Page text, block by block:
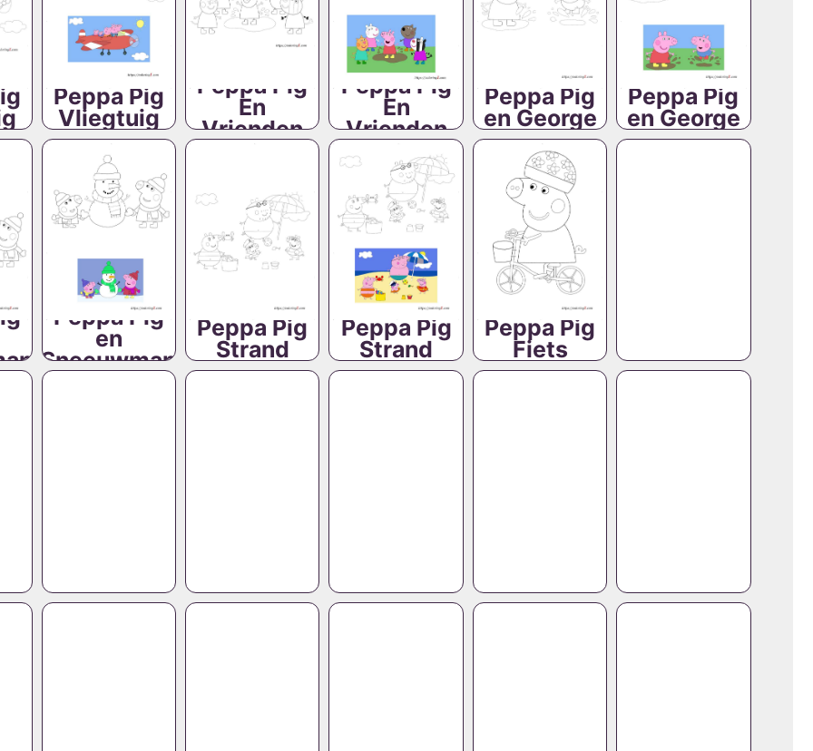
Peppa Pig
Vliegtuig
Peppa Pig
En
Vrienden
Peppa Pig
En
Vrienden
Peppa Pig
en George
Peppa Pig
en George
Peppa Pig
en
Sneeuwman
Peppa Pig
Strand
Peppa Pig
Strand
Peppa Pig
Fiets